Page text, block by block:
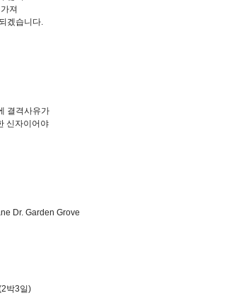
져
겠습니다.
결격사유가
신자이어야
Dr. Garden Grove
박3일)